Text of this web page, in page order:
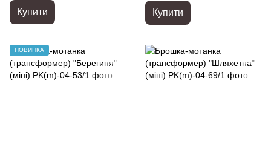
Купити Купити
НОВИНКА